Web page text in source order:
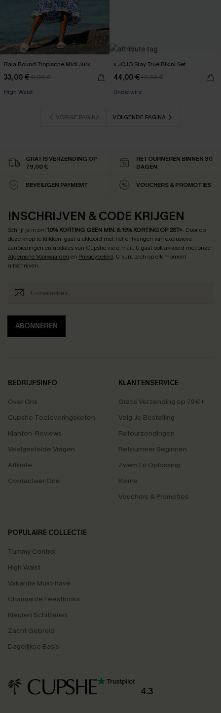
Baja Bound Tropische Midi Jurk
33,00 €41,00 €
High Waist
x JOJO Stay True Bikini Set
44,00 €49,00 €
【AG18】2 met 10% korting
Underwire
VORIGE PAGINA
VOLGENDE PAGINA
GRATIS VERZENDING OP
79,00 €
RETOURNEREN BINNEN 30
DAGEN
BEVEILIGEN PAYMEMT VOUCHERS & PROMOTIES
INSCHRIJVEN & CODE KRIJGEN
Schrijf je in om 10% KORTING GEEN MIN. & 15% KORTING OP 2ST+. Door op
deze knop te klikken, gaat u akkoord met het ontvangen van exclusieve
aanbiedingen en updates van Cupshe via e-mail. U gaat ook akkoord met onze
Algemene Voorwaarden en Privacybeleid. U kunt zich op elk moment
uitschrijven.
ABONNEREN
BEDRIJFSINFO
Over Ons
Cupshe Toeleveringsketen
Klanten-Reviews
Veelgestelde Vragen
Affiliate
Contacteer Ons
KLANTENSERVICE
Gratis Verzending op 79€+
Volg Je Bestelling
Retourzendingen
Retourneer Beginnen
Zwem Fit Oplossing
Klarna
Vouchers & Promoties
POPULAIRE COLLECTIE
Tummy Control
High Waist
Vakantie Must-have
Charmante Feestlooks
Kleuren Schitteren
Zacht Gebreid
Dagelijkse Basis
4.3